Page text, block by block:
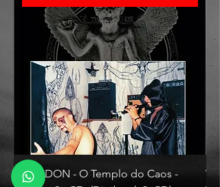
ABADDON - O Templo do Caos -